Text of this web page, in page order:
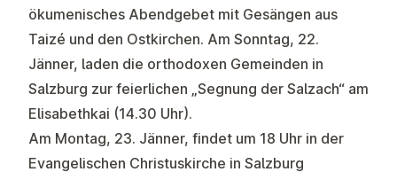
ökumenisches Abendgebet mit Gesängen aus
Taizé und den Ostkirchen. Am Sonntag, 22.
Jänner, laden die orthodoxen Gemeinden in
Salzburg zur feierlichen „Segnung der Salzach“ am
Elisabethkai (14.30 Uhr).
Am Montag, 23. Jänner, findet um 18 Uhr in der
Evangelischen Christuskirche in Salzburg